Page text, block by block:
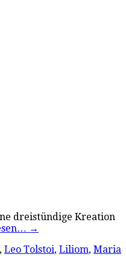
dreistündige Kreation
→
, Leo Tolstoi, Liliom, Maria